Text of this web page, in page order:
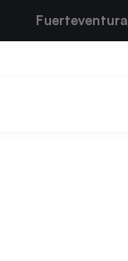
Fuerteventura